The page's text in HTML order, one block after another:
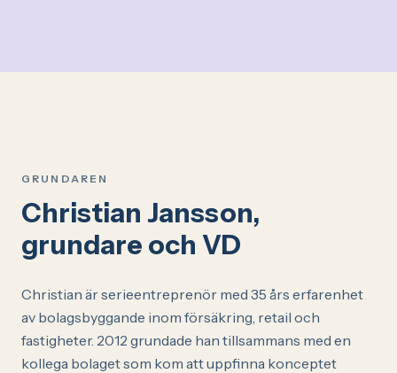
GRUNDAREN
Christian Jansson,
grundare och VD
Christian är serieentreprenör med 35 års erfarenhet
av bolagsbyggande inom försäkring, retail och
fastigheter. 2012 grundade han tillsammans med en
kollega bolaget som kom att uppfinna konceptet